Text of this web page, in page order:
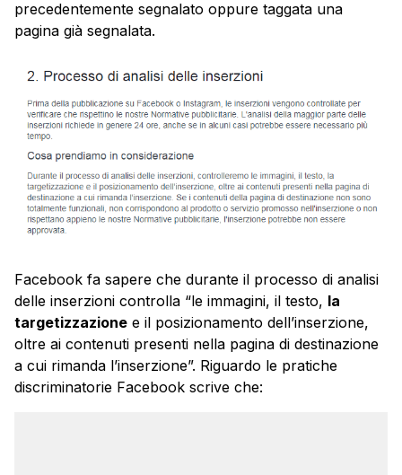
precedentemente segnalato oppure taggata una
pagina già segnalata.
Facebook fa sapere che durante il processo di analisi
delle inserzioni controlla “le immagini, il testo, la
targetizzazione e il posizionamento dell’inserzione,
oltre ai contenuti presenti nella pagina di destinazione
a cui rimanda l’inserzione”. Riguardo le pratiche
discriminatorie Facebook scrive che: